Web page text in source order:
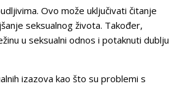
Ovo može uključivati čitanje
seksualnog života. Također,
u seksualni odnos i potaknuti dublju
izazova kao što su problemi s